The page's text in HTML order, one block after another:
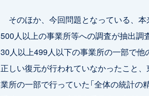
そのほか、今回問題となっている、
500人以上の事業所等への調査が抽出調
30人以上499人以下の事業所の一部で他
正しい復元が行われていなかったこと
業所の一部で行っていた「全体の統計の